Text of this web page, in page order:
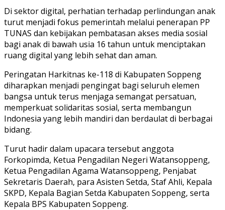
Di sektor digital, perhatian terhadap perlindungan anak
turut menjadi fokus pemerintah melalui penerapan PP
TUNAS dan kebijakan pembatasan akses media sosial
bagi anak di bawah usia 16 tahun untuk menciptakan
ruang digital yang lebih sehat dan aman.
Peringatan Harkitnas ke-118 di Kabupaten Soppeng
diharapkan menjadi pengingat bagi seluruh elemen
bangsa untuk terus menjaga semangat persatuan,
memperkuat solidaritas sosial, serta membangun
Indonesia yang lebih mandiri dan berdaulat di berbagai
bidang.
Turut hadir dalam upacara tersebut anggota
Forkopimda, Ketua Pengadilan Negeri Watansoppeng,
Ketua Pengadilan Agama Watansoppeng, Penjabat
Sekretaris Daerah, para Asisten Setda, Staf Ahli, Kepala
SKPD, Kepala Bagian Setda Kabupaten Soppeng, serta
Kepala BPS Kabupaten Soppeng.